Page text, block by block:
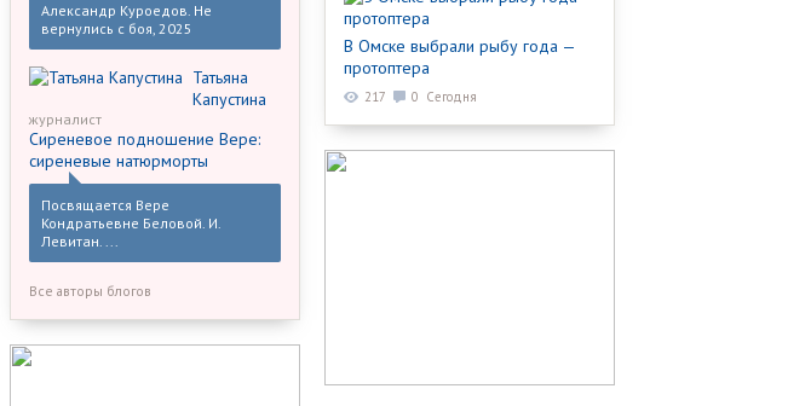
Александр Куроедов. Не
вернулись с боя, 2025
Татьяна
Капустина
журналист
Сиреневое подношение Вере:
сиреневые натюрморты
Посвящается Вере
Кондратьевне Беловой. И.
Левитан. ...
Все авторы блогов
В Омске выбрали рыбу года —
протоптера
217 0 Сегодня